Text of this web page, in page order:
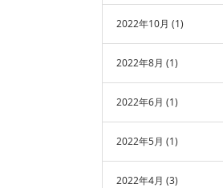
2022年10月 (1)
2022年8月 (1)
2022年6月 (1)
2022年5月 (1)
2022年4月 (3)